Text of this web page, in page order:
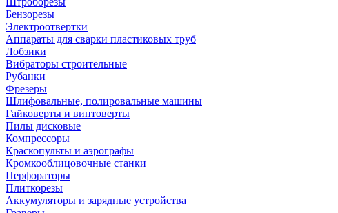
Бензорезы
Электроотвертки
Аппараты для сварки пластиковых труб
Лобзики
Вибраторы строительные
Рубанки
Фрезеры
Шлифовальные, полировальные машины
Гайковерты и винтоверты
Пилы дисковые
Компрессоры
Краскопульты и аэрографы
Кромкооблицовочные станки
Перфораторы
Плиткорезы
Аккумуляторы и зарядные устройства